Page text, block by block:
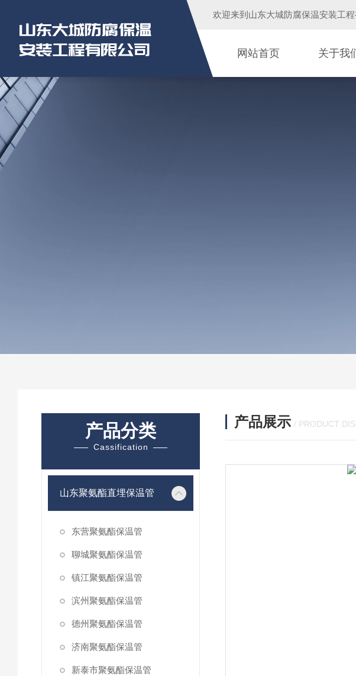
欢迎来到 山东大城防腐保温安装工程
网站首页 关于我
产品分类
Cassification
山东聚氨酯直埋保温管
东营聚氨酯保温管
聊城聚氨酯保温管
镇江聚氨酯保温管
滨州聚氨酯保温管
德州聚氨酯保温管
济南聚氨酯保温管
新泰市聚氨酯保温管
产品展示 / PRODUCT